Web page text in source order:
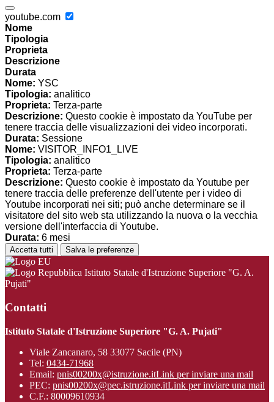
youtube.com
Nome
Tipologia
Proprieta
Descrizione
Durata
Nome: YSC
Tipologia: analitico
Proprieta: Terza-parte
Descrizione: Questo cookie è impostato da YouTube per
tenere traccia delle visualizzazioni dei video incorporati.
Durata: Sessione
Nome: VISITOR_INFO1_LIVE
Tipologia: analitico
Proprieta: Terza-parte
Descrizione: Questo cookie è impostato da Youtube per
tenere traccia delle preferenze dell'utente per i video di
Youtube incorporati nei siti; può anche determinare se il
visitatore del sito web sta utilizzando la nuova o la vecchia
versione dell'interfaccia di Youtube.
Durata: 6 mesi
Accetta tutti Salva le preferenze
Istituto Statale d'Istruzione Superiore "G. A.
Pujati"
Contatti
Istituto Statale d'Istruzione Superiore "G. A. Pujati"
Viale Zancanaro, 58 33077 Sacile (PN)
Tel: 0434-71968
Email: pnis00200x@istruzione.itLink per inviare una mail
PEC: pnis00200x@pec.istruzione.itLink per inviare una mail
C.F.: 80009610934